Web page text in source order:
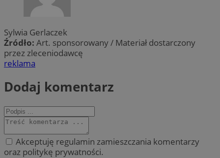
Sylwia Gerlaczek
Źródło: Art. sponsorowany / Materiał dostarczony
przez zleceniodawcę
reklama
Dodaj komentarz
Akceptuję regulamin zamieszczania komentarzy
oraz politykę prywatności.